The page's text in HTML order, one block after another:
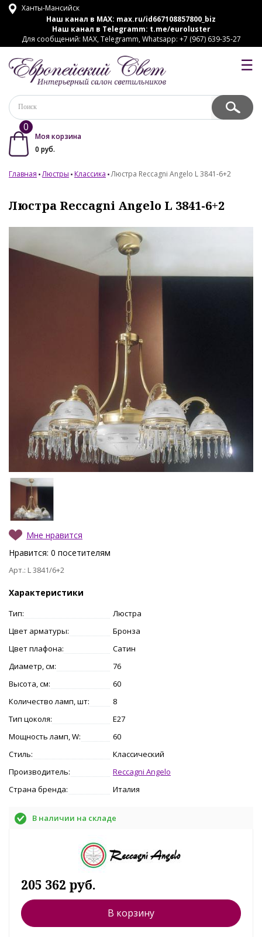
Ханты-Мансийск
Наш канал в MAX: max.ru/id667108857800_biz
Наш канал в Telegramm: t.me/euroluster
Для сообщений: MAX, Telegramm, Whatsapp: +7 (967) 639-35-27
☰
0
Моя корзина
0 руб.
Главная Люстры Классика Люстра Reccagni Angelo L 3841-6+2
Люстра Reccagni Angelo L 3841-6+2
Мне нравится
Нравится: 0 посетителям
Арт.: L 3841/6+2
Характеристики
Тип:
Люстра
Цвет арматуры:
Бронза
Цвет плафона:
Сатин
Диаметр, см:
76
Высота, см:
60
Количество ламп, шт:
8
Тип цоколя:
E27
Мощность ламп, W:
60
Стиль:
Классический
Производитель:
Reccagni Angelo
Страна бренда:
Италия
В наличии на складе
205 362 руб.
В корзину